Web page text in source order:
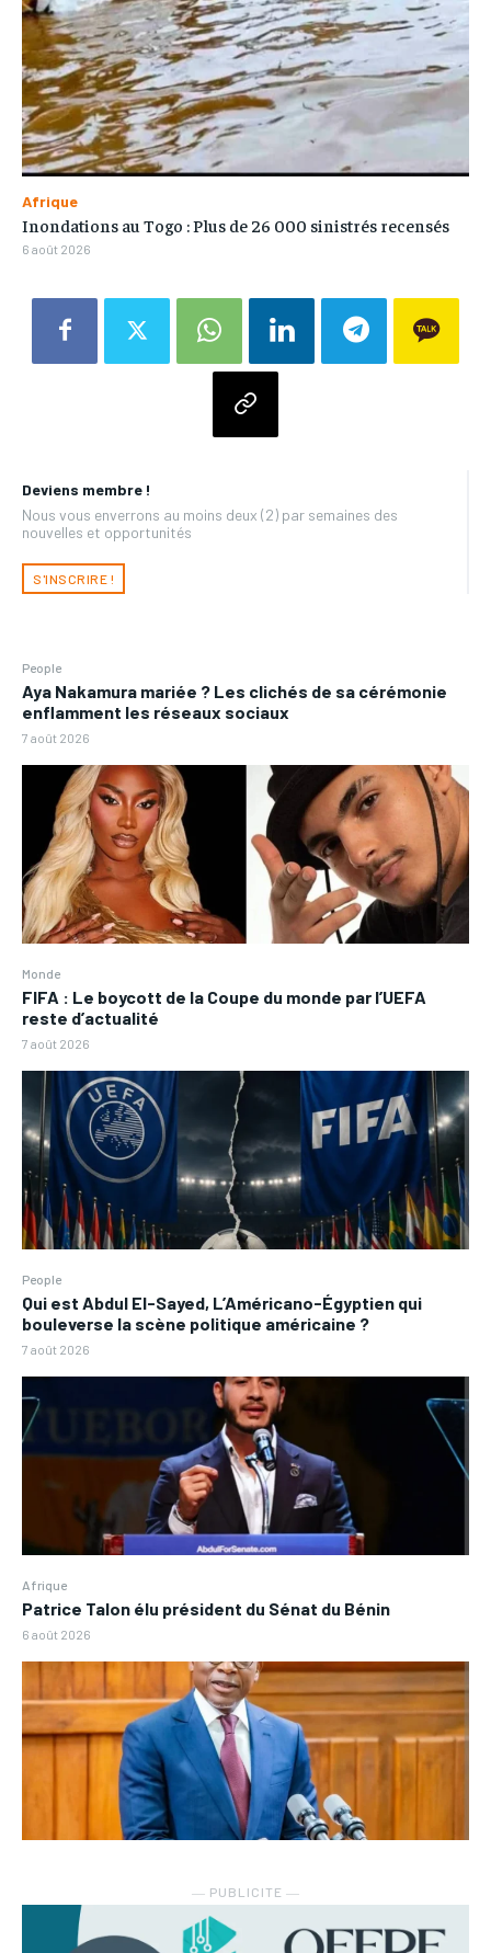
Deviens membre !
Nous vous enverrons au moins deux (2) par semaines des
nouvelles et opportunités
S'INSCRIRE !
People
Aya Nakamura mariée ? Les clichés de sa cérémonie
enflamment les réseaux sociaux
7 août 2026
Monde
FIFA : Le boycott de la Coupe du monde par l’UEFA
reste d’actualité
7 août 2026
People
Qui est Abdul El-Sayed, L’Américano-Égyptien qui
bouleverse la scène politique américaine ?
7 août 2026
Afrique
Patrice Talon élu président du Sénat du Bénin
6 août 2026
― PUBLICITE ―
Afrique
Inondations au Togo : Plus de 26 000 sinistrés recensés
6 août 2026